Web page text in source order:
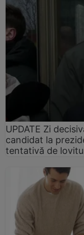
UPDATE Zi
candidat la
tentativă de